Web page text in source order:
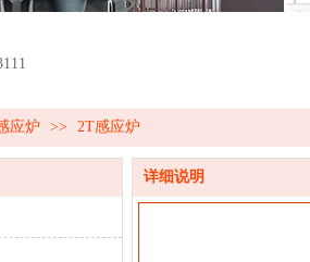
应炉 >> 2T感应炉
详细说明